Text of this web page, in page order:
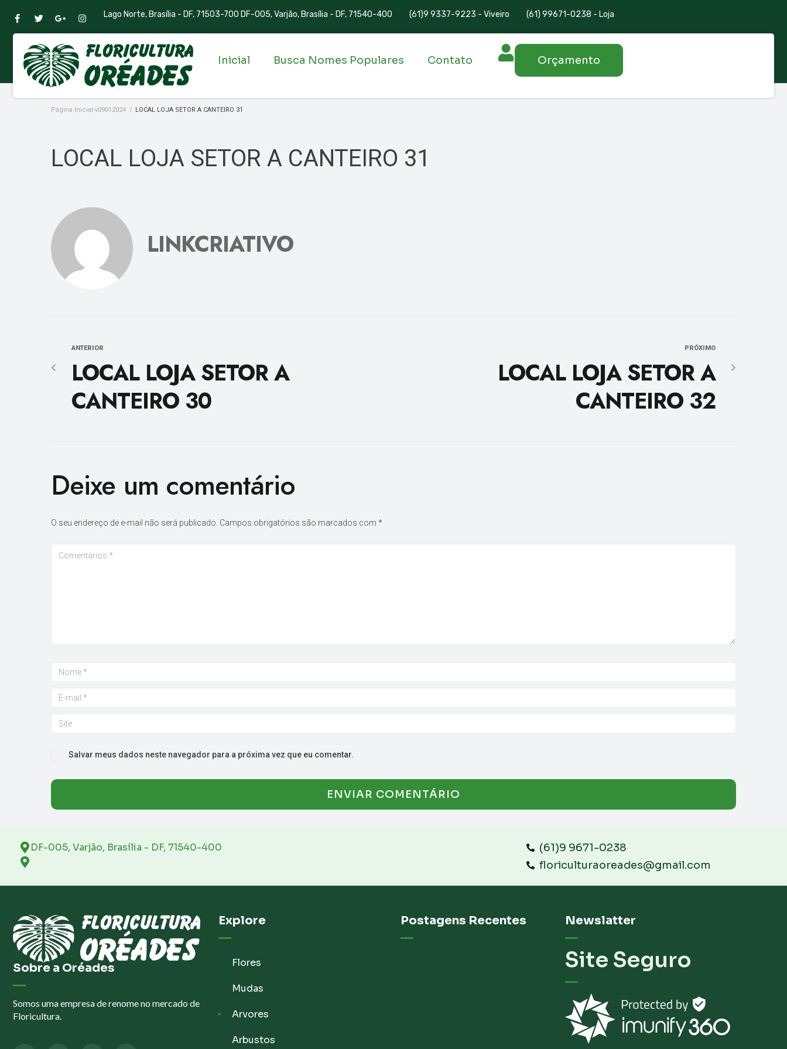
Lago Norte, Brasília - DF, 71503-700 DF-005, Varjão, Brasília - DF, 71540-400 (61)9 9337-9223 - Viveiro (61) 99671-0238 - Loja
Inicial Busca Nomes Populares Contato Orçamento
Página Inicial-v09012024 / LOCAL LOJA SETOR A CANTEIRO 31
LOCAL LOJA SETOR A CANTEIRO 31
LINKCRIATIVO
ANTERIOR
LOCAL LOJA SETOR A
CANTEIRO 30
PRÓXIMO
LOCAL LOJA SETOR A
CANTEIRO 32
Deixe um comentário
O seu endereço de e-mail não será publicado. Campos obrigatórios são marcados com *
Salvar meus dados neste navegador para a próxima vez que eu comentar.
DF-005, Varjão, Brasília - DF, 71540-400
(61)9 9671-0238
floriculturaoreades@gmail.com
Sobre a Oréades
Somos uma empresa de renome no mercado de
Floricultura.
Explore
Flores
Mudas
Arvores
Arbustos
Postagens Recentes Newslatter
Site Seguro